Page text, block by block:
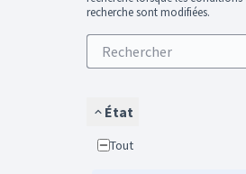
recherche sont modifiées.
État
Tout